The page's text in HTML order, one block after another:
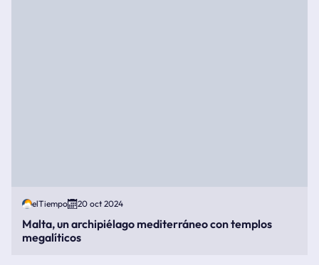
elTiempo 20 oct 2024
Malta, un archipiélago mediterráneo con templos
megalíticos